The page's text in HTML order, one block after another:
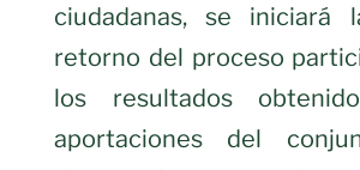
ciudadanas, se iniciará
retorno del proceso
los resultados
aportaciones del